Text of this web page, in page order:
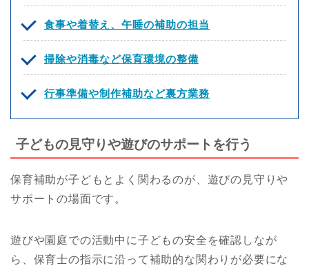
食事や着替え、午睡の補助の担当
掃除や消毒など保育環境の整備
行事準備や制作補助など裏方業務
子どもの見守りや遊びのサポートを行う
保育補助が子どもとよく関わるのが、遊びの見守りや
サポートの場面です。
遊びや園庭での活動中に子どもの安全を確認しなが
ら、保育士の指示に沿って補助的な関わりが必要にな